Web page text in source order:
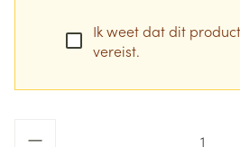
Ik weet dat dit
vereist.